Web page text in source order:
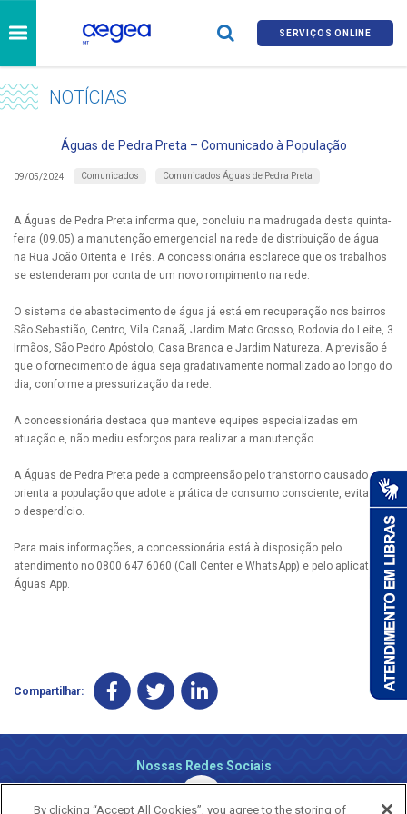
SERVIÇOS ONLINE
NOTÍCIAS
Águas de Pedra Preta – Comunicado à População
09/05/2024 Comunicados Comunicados Águas de Pedra Preta
A Águas de Pedra Preta informa que, concluiu na madrugada desta quinta-
feira (09.05) a manutenção emergencial na rede de distribuição de água
na Rua João Oitenta e Três. A concessionária esclarece que os trabalhos
se estenderam por conta de um novo rompimento na rede.
O sistema de abastecimento de água já está em recuperação nos bairros
São Sebastião, Centro, Vila Canaã, Jardim Mato Grosso, Rodovia do Leite, 3
Irmãos, São Pedro Apóstolo, Casa Branca e Jardim Natureza. A previsão é
que o fornecimento de água seja gradativamente normalizado ao longo do
dia, conforme a pressurização da rede.
A concessionária destaca que manteve equipes especializadas em
atuação e, não mediu esforços para realizar a manutenção.
A Águas de Pedra Preta pede a compreensão pelo transtorno causado e
orienta a população que adote a prática de consumo consciente, evitando
o desperdício.
Para mais informações, a concessionária está à disposição pelo
atendimento no 0800 647 6060 (Call Center e WhatsApp) e pelo aplicativo
Águas App.
Compartilhar:
Nossas Redes Sociais
By clicking “Accept All Cookies”, you agree to the storing of